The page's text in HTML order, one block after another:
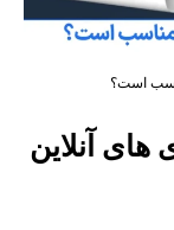
است؟
های آنلاین